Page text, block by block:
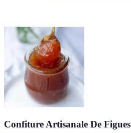
Confiture Artisanale De Figues